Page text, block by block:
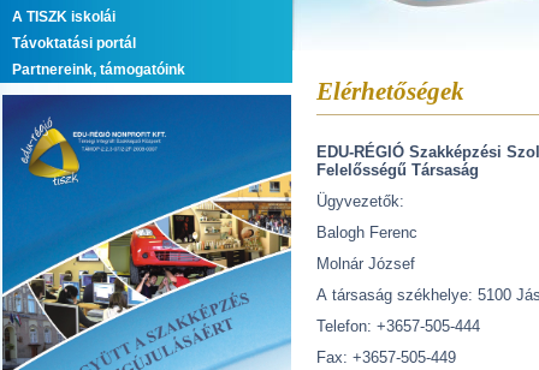
A TISZK iskolái
Távoktatási portál
Partnereink, támogatóink
Elérhetőségek
EDU-RÉGIÓ Szakképzési
Felelősségű Társaság
Ügyvezetők:
Balogh Ferenc
Molnár József
A társaság székhelye: 5100
Telefon: +3657-505-444
Fax: +3657-505-449